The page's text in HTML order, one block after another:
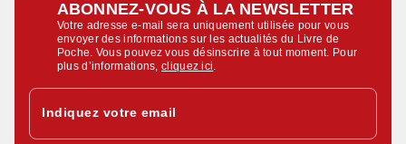
ABONNEZ-VOUS À LA NEWSLETTER
Votre adresse e-mail sera uniquement utilisée pour vous
envoyer des informations sur les actualités du Livre de
Poche. Vous pouvez vous désinscrire à tout moment. Pour
plus d’informations,cliquez ici
Indiquez votre email